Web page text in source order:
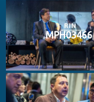
MPH03466